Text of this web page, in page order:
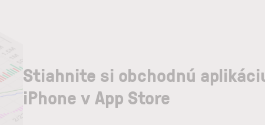
Stiahnite si obchodnú
iPhone v App Store